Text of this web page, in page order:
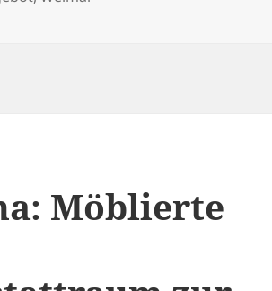
Möblierte